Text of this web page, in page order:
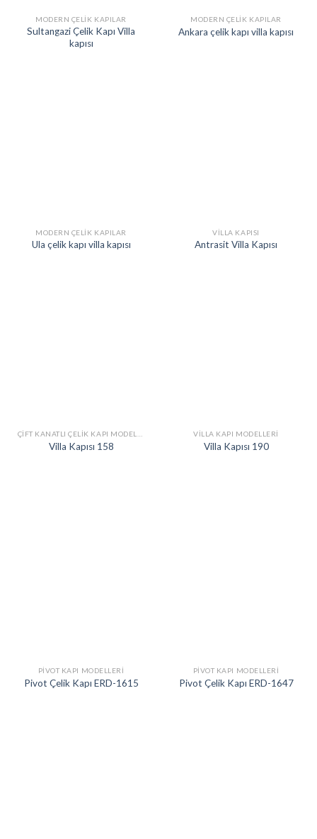
MODERN ÇELIK KAPILAR
Sultangazi Çelik Kapı Villa
kapısı
MODERN ÇELIK KAPILAR
Ankara çelik kapı villa kapısı
MODERN ÇELIK KAPILAR
Ula çelik kapı villa kapısı
VILLA KAPISI
Antrasit Villa Kapısı
Villa Kapısı 158
VILLA KAPI MODELLERI
Villa Kapısı 190
PIVOT KAPI MODELLERI
Pivot Çelik Kapı ERD-1615
PIVOT KAPI MODELLERI
Pivot Çelik Kapı ERD-1647